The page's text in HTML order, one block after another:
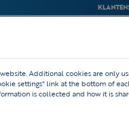
Additional cookies are only
settings" link at the bottom of
is collected and how it is